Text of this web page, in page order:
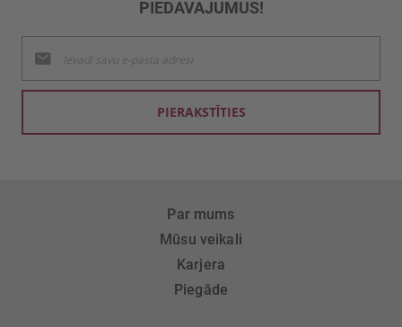
PIEDĀVĀJUMUS!
jaunumu
saņemšanai:
PIERAKSTĪTIES
Par mums
Mūsu veikali
Karjera
Piegāde